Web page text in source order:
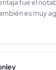
fue el
es muy